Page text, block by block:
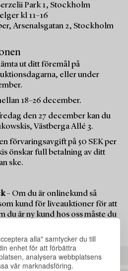
alla" samtycker du till
enhet för att förbättra
analysera webbplatsens
vår marknadsföring.
Park 1, Stockholm
kl 11–16
Arsenalsgatan 2, Stockholm
ut ditt föremål på
eller under
18–26 december.
den 27 december kan du
Västberga Allé 3.
förvaringsavgift på 50 SEK per
önskar full betalning av ditt
ske.
– Om du är onlinekund så
kund för liveauktioner för att
du är ny kund hos oss måste du
DIG